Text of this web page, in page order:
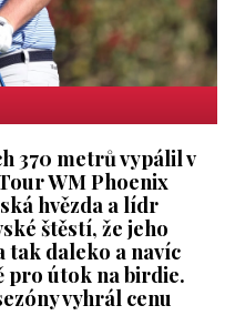
370 metrů vypálil v
WM Phoenix
hvězda a lídr
štěstí, že jeho
tak daleko a navíc
pro útok na birdie.
vyhrál cenu